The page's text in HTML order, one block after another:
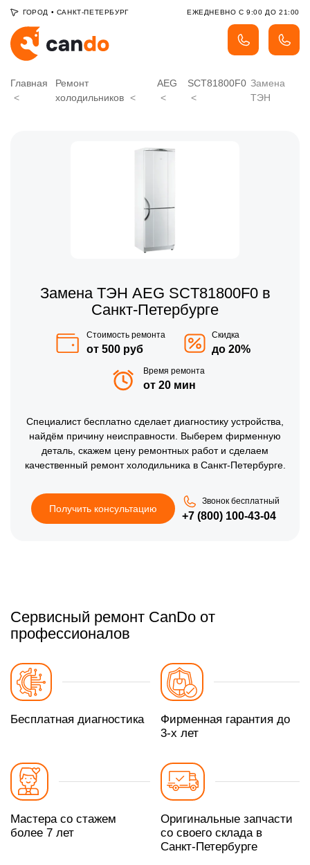
ГОРОД • САНКТ-ПЕТЕРБУРГ ЕЖЕДНЕВНО С 9:00 ДО 21:00
Главная
Ремонт
холодильников
AEG SCT81800F0 Замена
ТЭН
Замена ТЭН AEG SCT81800F0 в
Санкт-Петербурге
Стоимость ремонта
от 500 руб
Скидка
до 20%
Время ремонта
от 20 мин
Специалист бесплатно сделает диагностику устройства,
найдём причину неисправности. Выберем фирменную
деталь, скажем цену ремонтных работ и сделаем
качественный ремонт холодильника в Санкт-Петербурге.
Получить консультацию
Звонок бесплатный
+7 (800) 100-43-04
Сервисный ремонт CanDo от
профессионалов
Бесплатная диагностика
Фирменная гарантия до
3-х лет
Мастера со стажем
более 7 лет
Оригинальные запчасти
со своего склада в
Санкт-Петербурге